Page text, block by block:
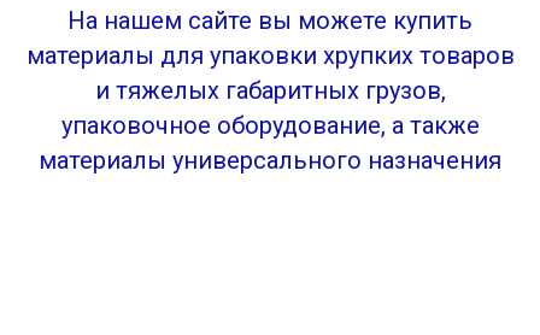
На нашем сайте вы можете купить
материалы для упаковки хрупких товаров
и тяжелых габаритных грузов,
упаковочное оборудование, а также
материалы универсального назначения